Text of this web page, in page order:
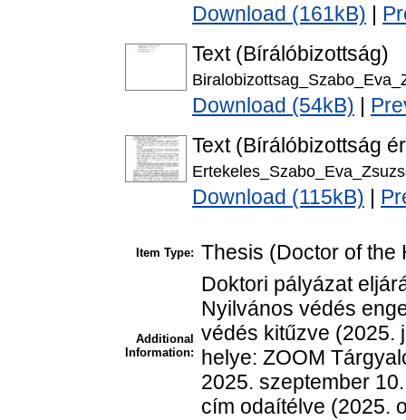
Download (161kB)
Text (Bírálóbizottság)
Download (54kB)
Text (Bírálóbizottság
Download (115kB)
Item Type: Thesis (Doctor of the
Additional
Information:
Doktori pályázat
Nyilvános védés
védés kitűzve (2025.
helye: ZOOM
2025. szeptember
cím odaítélve (2025.